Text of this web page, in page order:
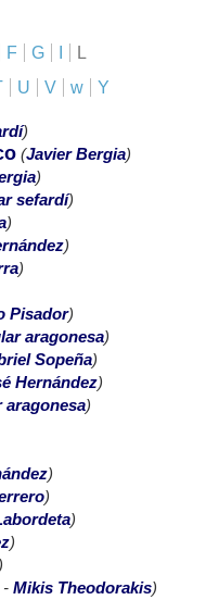
F G
L
U V w Y
)
(Javier Bergia)
)
sefardí)
)
)
)
Pisador)
aragonesa)
Sopeña)
Hernández)
aragonesa)
)
)
)
)
)
- Mikis Theodorakis)